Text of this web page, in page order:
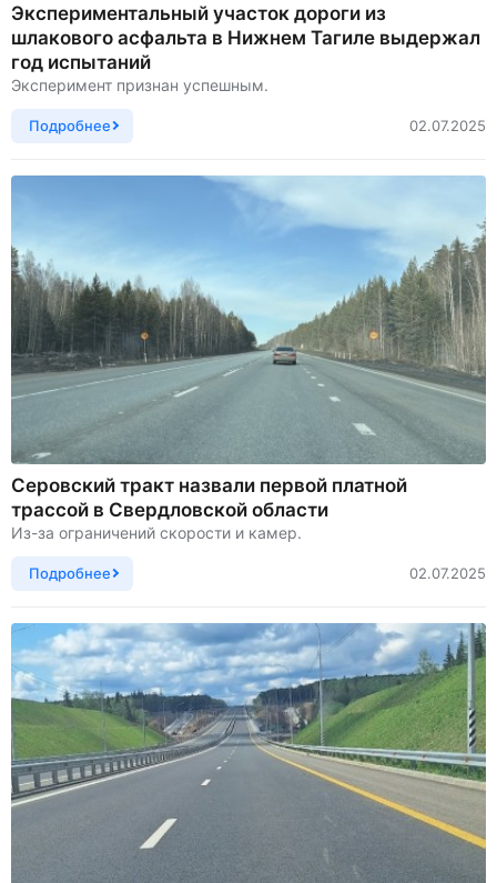
Экспериментальный участок дороги из
шлакового асфальта в Нижнем Тагиле выдержал
год испытаний
Эксперимент признан успешным.
Подробнее 02.07.2025
Серовский тракт назвали первой платной
трассой в Свердловской области
Из-за ограничений скорости и камер.
Подробнее 02.07.2025